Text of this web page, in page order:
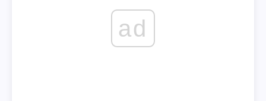
ad